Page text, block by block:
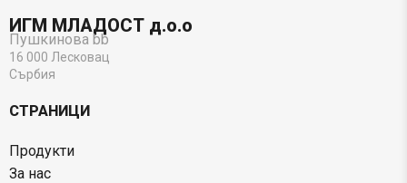
ИГМ МЛАДОСТ д.о.о
Пушкинова bb
16 000 Лесковац
Сърбия
СТРАНИЦИ
Продукти
За нас